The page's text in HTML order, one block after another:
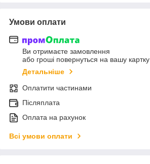
Умови оплати
Ви отримаєте замовлення
або гроші повернуться на вашу картку
Детальніше
Оплатити частинами
Післяплата
Оплата на рахунок
Всі умови оплати